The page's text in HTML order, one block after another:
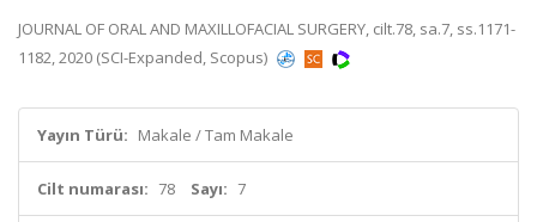
JOURNAL OF ORAL AND MAXILLOFACIAL SURGERY, cilt.78, sa.7, ss.1171-
1182, 2020 (SCI-Expanded, Scopus)
Yayın Türü: Makale / Tam Makale
Cilt numarası: 78 Sayı: 7